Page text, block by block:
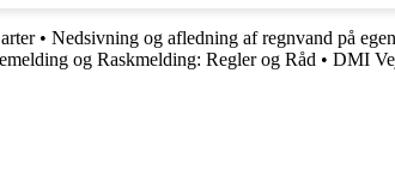
• Nedsivning og afledning af regnvand på
og Raskmelding: Regler og Råd • DMI